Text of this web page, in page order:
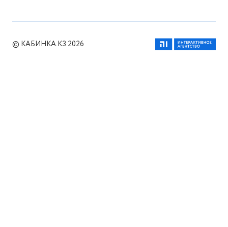
© КАБИНКА.КЗ 2026